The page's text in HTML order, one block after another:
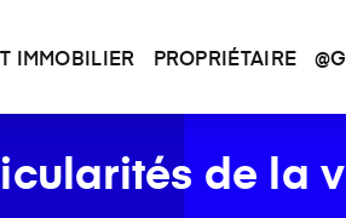
IMMOBILIER PROPRIÉTAIRE
de la